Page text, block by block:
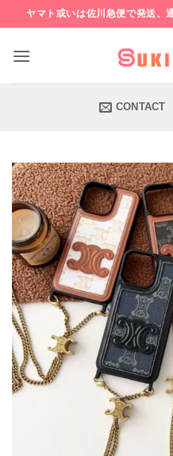
to
content
ヤマト或いは佐川急便で発送、
CONTACT